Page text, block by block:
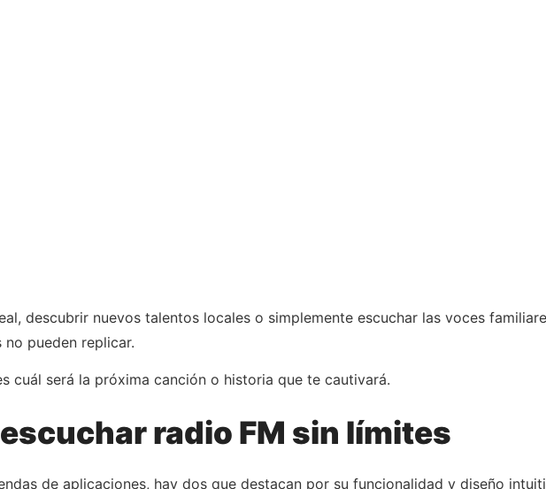
descubrir nuevos talentos locales o simplemente escuchar las voces
pueden replicar.
cuál será la próxima canción o historia que te cautivará.
radio FM sin límites
de aplicaciones, hay dos que destacan por su funcionalidad y diseño